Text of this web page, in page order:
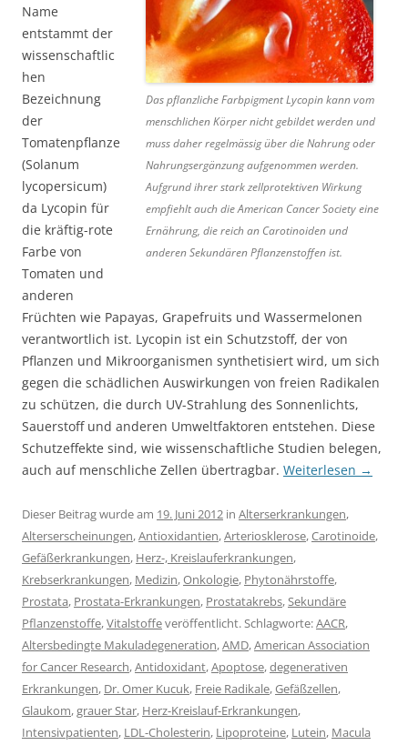
Das pflanzliche Farbpigment Lycopin kann vom
menschlichen Körper nicht gebildet werden und
muss daher regelmässig über die Nahrung oder
Nahrungsergänzung aufgenommen werden.
Aufgrund ihrer stark zellprotektiven Wirkung
empfiehlt auch die American Cancer Society eine
Ernährung, die reich an Carotinoiden und
anderen Sekundären Pflanzenstoffen ist.
Name
entstammt der
wissenschaftlic
hen
Bezeichnung
der
Tomatenpflanze
(Solanum
lycopersicum)
da Lycopin für
die kräftig-rote
Farbe von
Tomaten und
anderen
Früchten wie Papayas, Grapefruits und Wassermelonen
verantwortlich ist. Lycopin ist ein Schutzstoff, der von
Pflanzen und Mikroorganismen synthetisiert wird, um sich
gegen die schädlichen Auswirkungen von freien Radikalen
zu schützen, die durch UV-Strahlung des Sonnenlichts,
Sauerstoff und anderen Umweltfaktoren entstehen. Diese
Schutzeffekte sind, wie wissenschaftliche Studien belegen,
auch auf menschliche Zellen übertragbar. Weiterlesen →
Dieser Beitrag wurde am 19. Juni 2012 in Alterserkrankungen,
Alterserscheinungen,Antioxidantien,Arteriosklerose,Carotinoide,
Gefäßerkrankungen, Herz-, Kreislauferkrankungen,
Krebserkrankungen, Medizin,Onkologie, Phytonährstoffe,
Prostata, Prostata-Erkrankungen, Prostatakrebs,Sekundäre
Pflanzenstoffe,Vitalstoffeveröffentlicht. Schlagworte:AACR,
Altersbedingte Makuladegeneration,AMD,American Association
for Cancer Research,Antidoxidant,Apoptose,degenerativen
Erkrankungen, Dr. Omer Kucuk, Freie Radikale,Gefäßzellen,
Glaukom,grauer Star, Herz-Kreislauf-Erkrankungen,
Intensivpatienten, LDL-Cholesterin, Lipoproteine, Lutein, Macula